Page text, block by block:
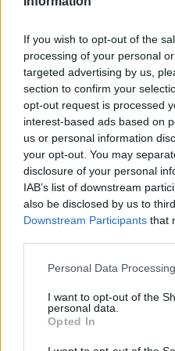
If you wish to opt-out of the
processing of your personal
targeted advertising by us,
section to confirm your
opt-out request is processed
interest-based ads based on
us or personal information
your opt-out. You may
disclosure of your personal
IAB’s list of downstream
also be disclosed by us to
Downstream Participants that
Personal Data
I want to opt-out of the
personal data.
Opted In
Σίγουρα όλοι έχουμε
ανθρώπους οι οποίοι
ζουν σε πολυτελέστατα
τρόπος ζωής τους είναι
ωστόσο πόσοι από
πλούσιοι;
Όταν είσαι πλούσιος,
εαυτό σου και για τις